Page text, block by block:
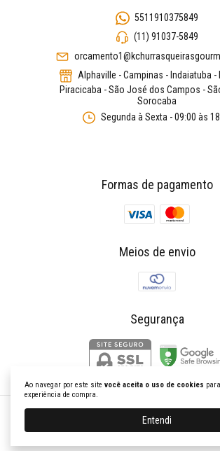
Ao navegar por este site você aceita o uso de cookies
experiência de compra.
Entendi
5511910375849
(11) 91037-5849
Alphaville - Campinas - Indaiatuba -
Piracicaba - São José dos Campos -
Sorocaba
Segunda à Sexta - 09:00 às
Formas de pagamento
Meios de envio
Segurança
K Churrasqueiras Gourmet
©2026. Kchurrasqueiras Gourmet - 21574146000110.